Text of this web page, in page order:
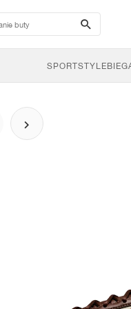
search-
btn
SPORTSTYLE